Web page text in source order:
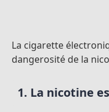
La cigarette
dangerosité de la
1. La nicotine